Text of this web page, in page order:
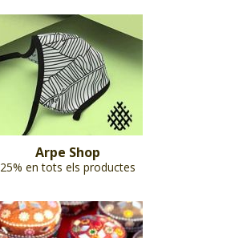
Arpe Shop
25% en tots els productes